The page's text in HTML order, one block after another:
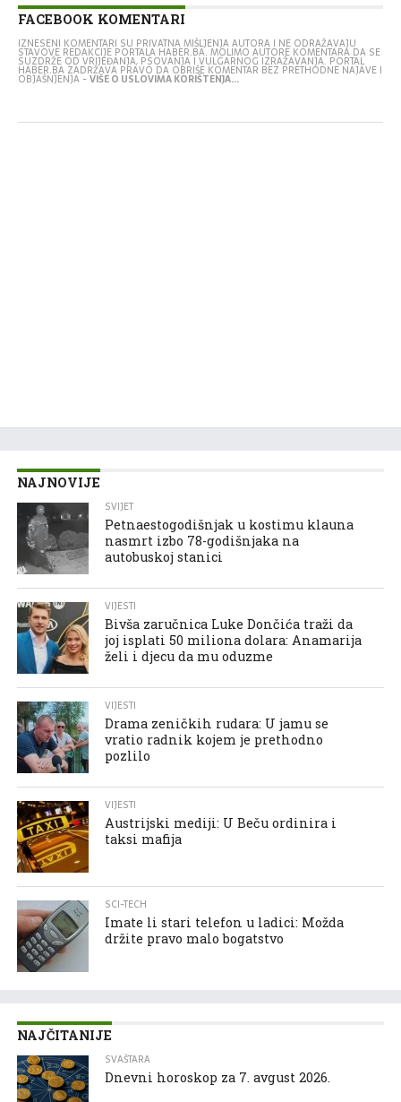
FACEBOOK KOMENTARI
IZNESENI KOMENTARI SU PRIVATNA MIŠLJENJA AUTORA I NE ODRAŽAVAJU
STAVOVE REDAKCIJE PORTALA HABER.BA. MOLIMO AUTORE KOMENTARA DA SE
SUZDRŽE OD VRIJEĐANJA, PSOVANJA I VULGARNOG IZRAŽAVANJA. PORTAL
HABER.BA ZADRŽAVA PRAVO DA OBRIŠE KOMENTAR BEZ PRETHODNE NAJAVE I
OBJAŠNJENJA -VIŠE O USLOVIMA KORIŠTENJA...
NAJNOVIJE
SVIJET
Petnaestogodišnjak u kostimu klauna
nasmrt izbo 78-godišnjaka na
autobuskoj stanici
VIJESTI
Bivša zaručnica Luke Dončića traži da
joj isplati 50 miliona dolara: Anamarija
želi i djecu da mu oduzme
VIJESTI
Drama zeničkih rudara: U jamu se
vratio radnik kojem je prethodno
pozlilo
VIJESTI
Austrijski mediji: U Beču ordinira i
taksi mafija
SCI-TECH
Imate li stari telefon u ladici: Možda
držite pravo malo bogatstvo
NAJČITANIJE
SVAŠTARA
Dnevni horoskop za 7. avgust 2026.